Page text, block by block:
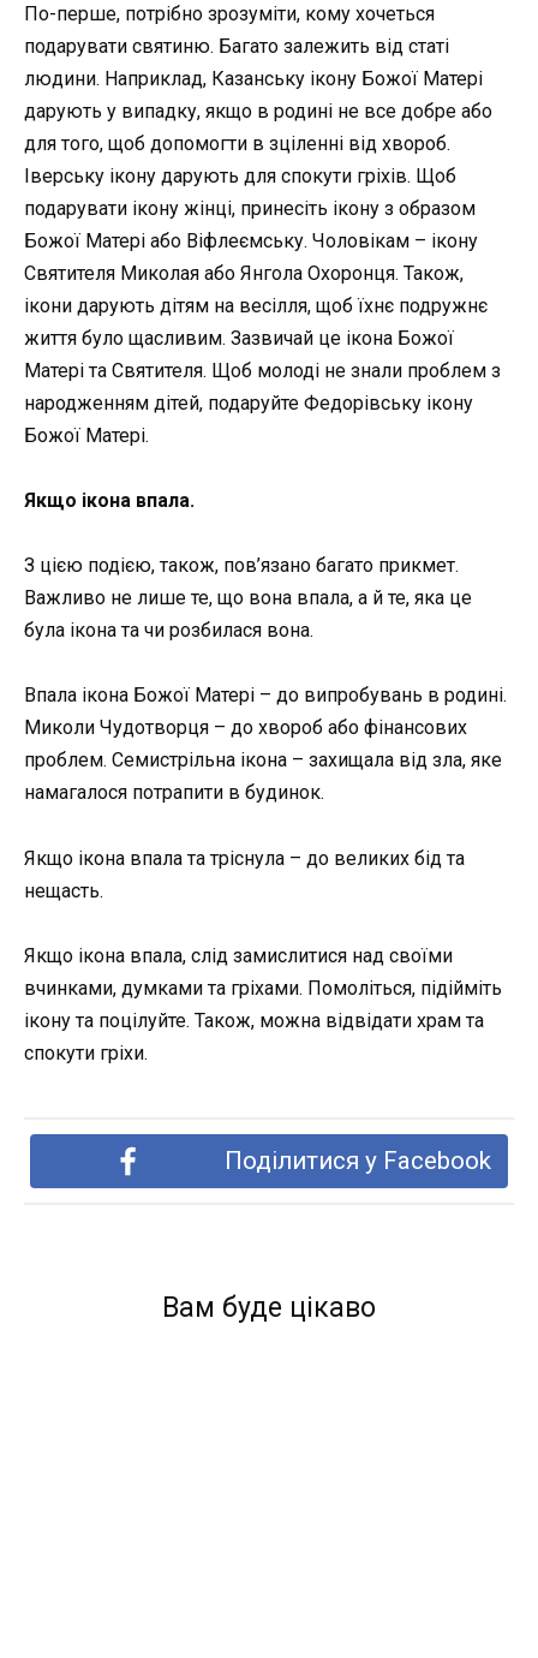
По-перше, потрібно зрозуміти, кому хочеться
подарувати святиню. Багато залежить від статі
людини. Наприклад, Казанську ікону Божої Матері
дарують у випадку, якщо в родині не все добре або
для того, щоб допомогти в зціленні від хвороб.
Іверську ікону дарують для спокути гріхів. Щоб
подарувати ікону жінці, принесіть ікону з образом
Божої Матері або Віфлеємську. Чоловікам – ікону
Святителя Миколая або Янгола Охоронця. Також,
ікони дарують дітям на весілля, щоб їхнє подружнє
життя було щасливим. Зазвичай це ікона Божої
Матері та Святителя. Щоб молоді не знали проблем з
народженням дітей, подаруйте Федорівську ікону
Божої Матері.
Якщо ікона впала.
З цією подією, також, пов’язано багато прикмет.
Важливо не лише те, що вона впала, а й те, яка це
була ікона та чи розбилася вона.
Впала ікона Божої Матері – до випробувань в родині.
Миколи Чудотворця – до хвороб або фінансових
проблем. Семистрільна ікона – захищала від зла, яке
намагалося потрапити в будинок.
Якщо ікона впала та тріснула – до великих бід та
нещасть.
Якщо ікона впала, слід замислитися над своїми
вчинками, думками та гріхами. Помоліться, підійміть
ікону та поцілуйте. Також, можна відвідати храм та
спокути гріхи.
Поділитися у Facebook
Вам буде цікаво